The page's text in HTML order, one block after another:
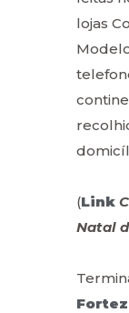
lojas
(Link
Natal